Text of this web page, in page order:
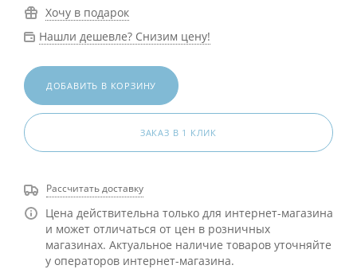
Хочу в подарок
Нашли дешевле? Снизим цену!
ДОБАВИТЬ В КОРЗИНУ
ЗАКАЗ В 1 КЛИК
Рассчитать доставку
Цена действительна только для интернет-магазина
и может отличаться от цен в розничных
магазинах. Актуальное наличие товаров уточняйте
у операторов интернет-магазина.